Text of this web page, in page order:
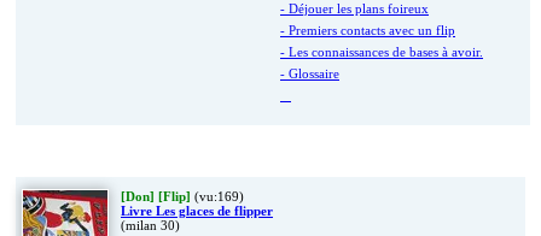
- Déjouer les plans foireux
- Premiers contacts avec un flip
- Les connaissances de bases à avoir.
- Glossaire
[Don] [Flip] (vu:169)
Livre Les glaces de flipper
(milan 30)